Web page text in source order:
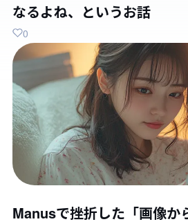
なるよね、というお話
0
Manusで挫折した「画像か